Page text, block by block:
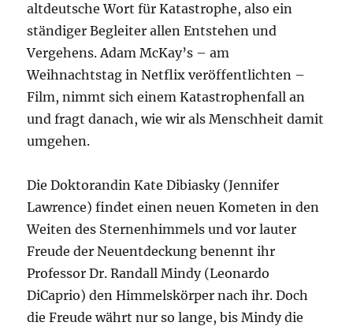
altdeutsche Wort für Katastrophe, also ein
ständiger Begleiter allen Entstehen und
Vergehens. Adam McKay’s – am
Weihnachtstag in Netflix veröffentlichten –
Film, nimmt sich einem Katastrophenfall an
und fragt danach, wie wir als Menschheit damit
umgehen.
Die Doktorandin Kate Dibiasky (Jennifer
Lawrence) findet einen neuen Kometen in den
Weiten des Sternenhimmels und vor lauter
Freude der Neuentdeckung benennt ihr
Professor Dr. Randall Mindy (Leonardo
DiCaprio) den Himmelskörper nach ihr. Doch
die Freude währt nur so lange, bis Mindy die